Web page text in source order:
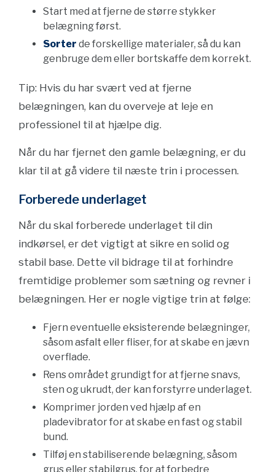
Start med at fjerne de større stykker
belægning først.
Sorter de forskellige materialer, så du kan
genbruge dem eller bortskaffe dem korrekt.
Tip: Hvis du har svært ved at fjerne
belægningen, kan du overveje at leje en
professionel til at hjælpe dig.
Når du har fjernet den gamle belægning, er du
klar til at gå videre til næste trin i processen.
Forberede underlaget
Når du skal forberede underlaget til din
indkørsel, er det vigtigt at sikre en solid og
stabil base. Dette vil bidrage til at forhindre
fremtidige problemer som sætning og revner i
belægningen. Her er nogle vigtige trin at følge:
Fjern eventuelle eksisterende belægninger,
såsom asfalt eller fliser, for at skabe en jævn
overflade.
Rens området grundigt for at fjerne snavs,
sten og ukrudt, der kan forstyrre underlaget.
Komprimer jorden ved hjælp af en
pladevibrator for at skabe en fast og stabil
bund.
Tilføj en stabiliserende belægning, såsom
grus eller stabilgrus, for at forbedre